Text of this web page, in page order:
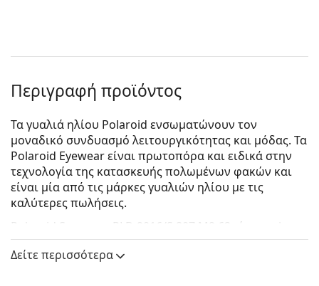
Περιγραφή προϊόντος
Τα γυαλιά ηλίου Polaroid ενσωματώνουν τον
μοναδικό συνδυασμό λειτουργικότητας και μόδας. Τα
Polaroid Eyewear είναι πρωτοπόρα και ειδικά στην
τεχνολογία της κατασκευής πολωμένων φακών και
είναι μία από τις μάρκες γυαλιών ηλίου με τις
καλύτερες πωλήσεις.
Polaroid Suncover PLD 9016/S 807 M9 62
είναι unisex
γυαλιά ηλίου.
Δείτε πώς φαίνονται πάνω σας αυτά τα γυαλιά ηλίου
Δείτε περισσότερα